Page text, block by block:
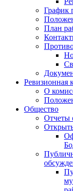
График
План
Ревизионная
О
Общество
Отчеты